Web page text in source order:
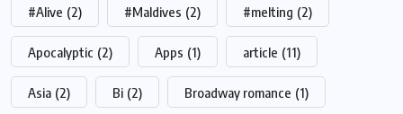
#Alive (2) #Maldives (2) #melting (2)
Apocalyptic (2) Apps (1) article (11)
Asia (2) Bi (2) Broadway romance (1)